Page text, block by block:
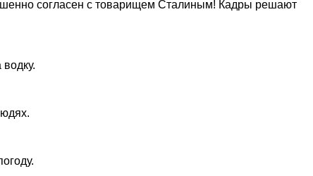
согласен с товарищем Сталиным! Кадры решают